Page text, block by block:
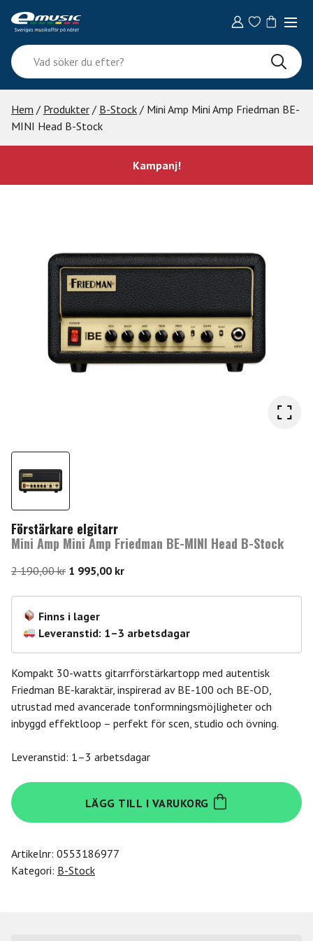
content
Vad
söker
du
efter?
Hem / Produkter / B-Stock / Mini Amp Mini Amp Friedman BE-
MINI Head B-Stock
Kampanj!
Förstärkare elgitarr
Mini Amp Mini Amp Friedman BE-MINI Head B-Stock
2 190,00kr Det
var:
2
190,00 kr.
1 995,00 krDet
1
995,00 kr.
Finns i lager
Leveranstid: 1–3 arbetsdagar
Kompakt 30-watts gitarrförstärkartopp med autentisk
Friedman BE-karaktär, inspirerad av BE-100 och BE-OD,
utrustad med avancerade tonformningsmöjligheter och
inbyggd effektloop – perfekt för scen, studio och övning.
Leveranstid: 1–3 arbetsdagar
Mini
Amp
Mini
Friedman
BE-
LÄGG TILL I VARUKORG
Artikelnr: 0553186977
Kategori: B-Stock